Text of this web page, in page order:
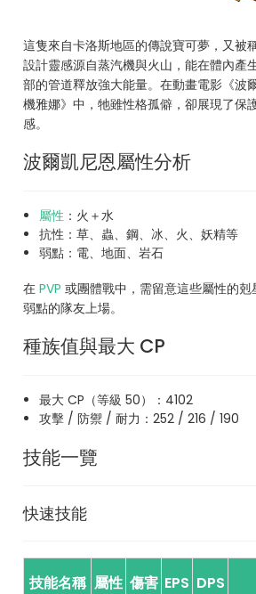
這隻來自卡洛斯地區的傳說寶可夢，又被
設計靈感源自蒸汽機與火山，能在體內產
部的管道釋放強大能量。在動畫電影《波
機雅娜》中，牠雖性格孤僻，卻展現了保
感。
波爾凱尼恩屬性分析
屬性：火＋水
抗性：草、蟲、鋼、冰、火、妖精等
弱點：電、地面、岩石
在PVP 或團體戰中，需留意這些屬性的
弱點的隊友上場。
種族值與最大 CP
最大 CP（等級 50）：4102
攻擊 / 防禦 / 耐力：252 / 216 / 190
技能一覽
快速技能
技能名稱 屬性 傷害 EPS DPS